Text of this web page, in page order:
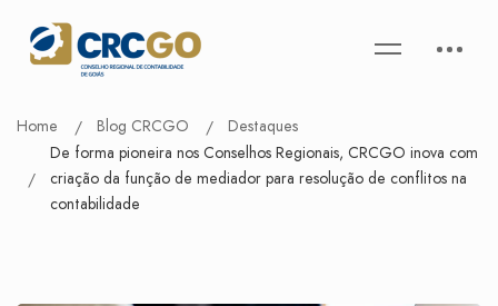
Home Blog CRCGO
Destaques
De forma pioneira nos Conselhos Regionais, CRCGO inova com
criação da função de mediador para resolução de conflitos na
contabilidade